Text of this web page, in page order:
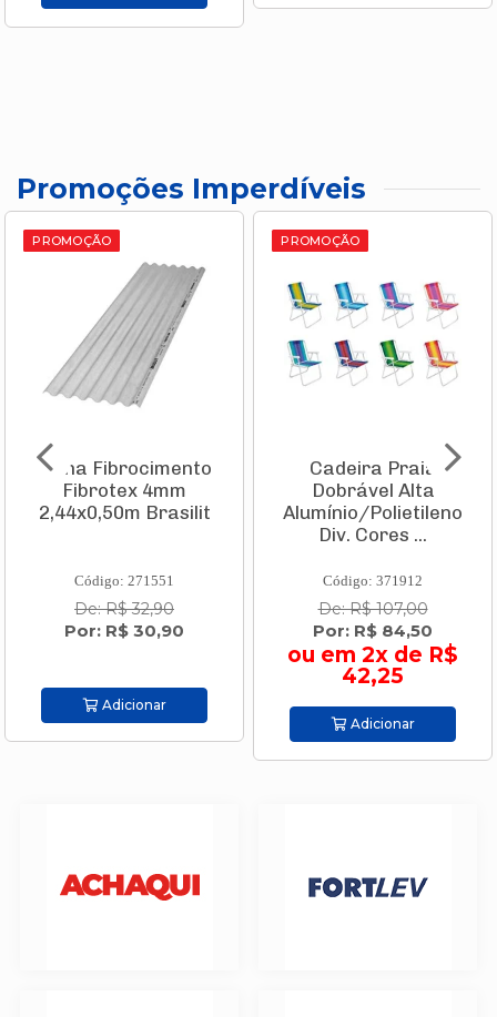
Promoções Imperdíveis
PROMOÇÃO
Telha Fibrocimento
Fibrotex 4mm
2,44x0,50m Brasilit
Código: 271551
De: R$ 32,90
Por: R$ 30,90
Adicionar
PROMOÇÃO
Cadeira Praia
Dobrável Alta
Alumínio/Polietileno
Div. Cores ...
Código: 371912
De: R$ 107,00
Por: R$ 84,50
ou em 2x de R$
42,25
Adicionar